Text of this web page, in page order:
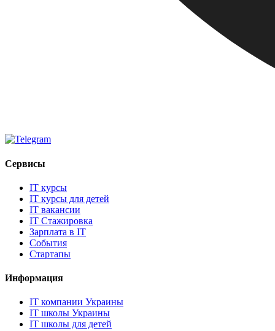
Сервисы
IT курсы
IT курсы для детей
IT вакансии
IT Стажировка
Зарплата в IT
События
Стартапы
Информация
IT компании Украины
IT школы Украины
IT школы для детей